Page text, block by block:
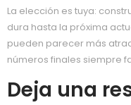
La elección es tuya:
dura hasta la próxima
pueden parecer más
números finales siempre
Deja una